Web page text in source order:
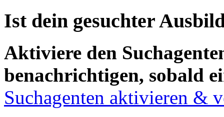
Ist dein gesuchter
Aktiviere den
benachrichtigen, sobald
Suchagenten aktivieren &